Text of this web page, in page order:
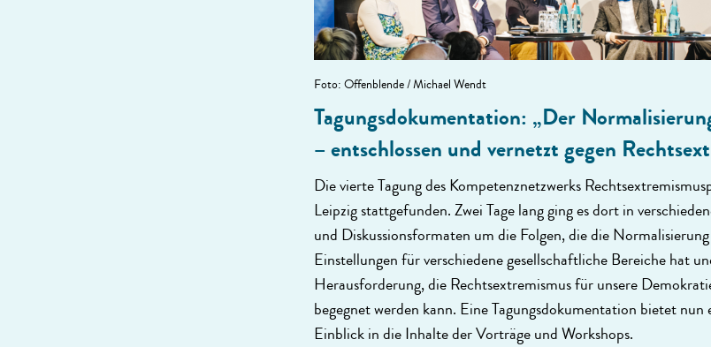
Foto: Offenblende / Michael Wendt
Tagungsdokumentation: „Der
– entschlossen und vernetzt gegen
Die vierte Tagung des Kompetenznetzwerks
Leipzig stattgefunden. Zwei Tage lang ging es dort in
und Diskussionsformaten um die Folgen, die die
Einstellungen für verschiedene gesellschaftliche Bereiche hat
Herausforderung, die Rechtsextremismus für unsere
begegnet werden kann. Eine Tagungsdokumentation bietet nun
Einblick in die Inhalte der Vorträge und Workshops.